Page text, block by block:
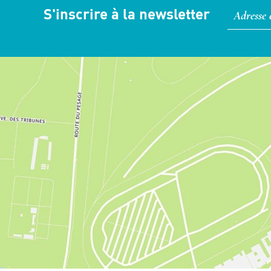
S'inscrire à la newsletter